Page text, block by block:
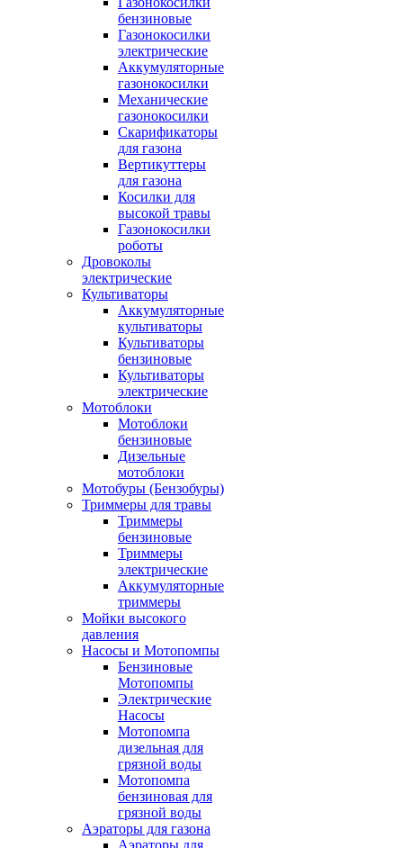
бензиновые
Газонокосилки
электрические
Аккумуляторные
газонокосилки
Механические
газонокосилки
Скарификаторы
для газона
Вертикуттеры
для газона
Косилки для
высокой травы
Газонокосилки
роботы
Дровоколы
электрические
Культиваторы
Аккумуляторные
культиваторы
Культиваторы
бензиновые
Культиваторы
электрические
Мотоблоки
Мотоблоки
бензиновые
Дизельные
мотоблоки
Мотобуры (Бензобуры)
Триммеры для травы
Триммеры
бензиновые
Триммеры
электрические
Аккумуляторные
триммеры
Мойки высокого
давления
Насосы и Мотопомпы
Бензиновые
Мотопомпы
Электрические
Насосы
Мотопомпа
дизельная для
грязной воды
Мотопомпа
бензиновая для
грязной воды
Аэраторы для газона
Аэраторы для